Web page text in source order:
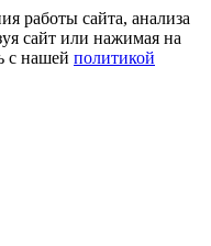
работы сайта, анализа
сайт или нажимая на
с нашей политикой